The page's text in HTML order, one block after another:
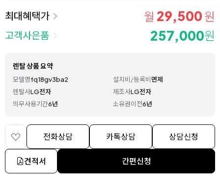
최대혜택가 월 29,500 원
고객사은품 257,000원
렌탈 상품 요약
모델명fq18gv3ba2 설치비/등록비면제
렌탈사LG전자 제조사LG전자
의무사용기간6년 소유권이전6년
전화상담 카톡상담 상담신청
견적서 간편신청